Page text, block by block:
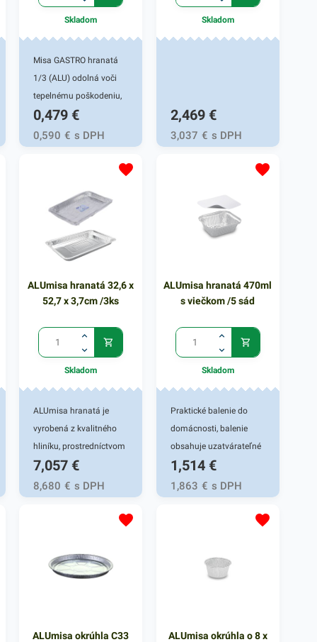
aj nízkym teplotám
mrazu. V našej ponuke
nájdete ďalšie podobné
produkty, ktoré vás
nepochybne oslovia.
ďalšie podobné
produkty, ktoré vás
Skladom
Misa GASTRO hranatá
1/3 (ALU) odolná voči
tepelnému poškodeniu,
výborne drží teplo a
pomôže udržať váš
pokrm teplý po celú
dobu. Vhodná na teplé
cestoviny, prílohy do
chafingu alebo pre
rozvoz cez donáškové
reštaurácie. Rozmery
objem 1510 ml.
0,479 €
0,590 € s DPH
Skladom
2,469 €
3,037 € s DPH
ALUmisa hranatá 32,6 x
52,7 x 3,7cm /3ks
Skladom
ALUmisa hranatá je
vyrobená z kvalitného
hliníku, prostredníctvom
ktorého je odolná voči
tepelnému poškodeniu.
Taktiež má skvelé
teplo a pomôže udržať
váš pokrm teplý po celú
7,057 €
8,680 € s DPH
ALUmisa hranatá 470ml
s viečkom /5 sád
Skladom
Praktické balenie do
domácnosti, balenie
obsahuje uzatvárateľné
hliníkové misky a
viečka.Kvalitná a ľahká
hliníková miska znáša
vysoké teploty pečenia
ohýbací okraj. Papierové
1,514 €
1,863 € s DPH
ALUmisa okrúhla C33
ALUmisa okrúhla o 8 x